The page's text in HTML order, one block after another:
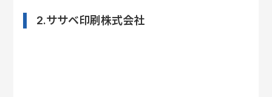
2.ササベ印刷株式会社